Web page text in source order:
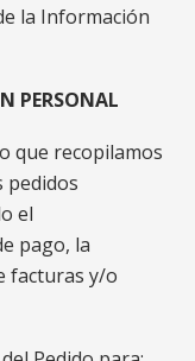
la Información
PERSONAL
que recopilamos
pedidos
el
pago, la
facturas y/o